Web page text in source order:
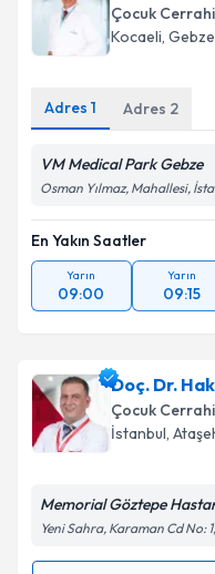
Çocuk
Kocaeli, Gebze
Adres 1 Adres 2
VM Medical Park Gebze
Osman Yılmaz, Mahallesi,
En Yakın Saatler
Yarın
09:00
Yarın
09:15
Doç. Dr.
Çocuk
İstanbul,
Memorial Göztepe
Yeni Sahra, Karaman Cd No: